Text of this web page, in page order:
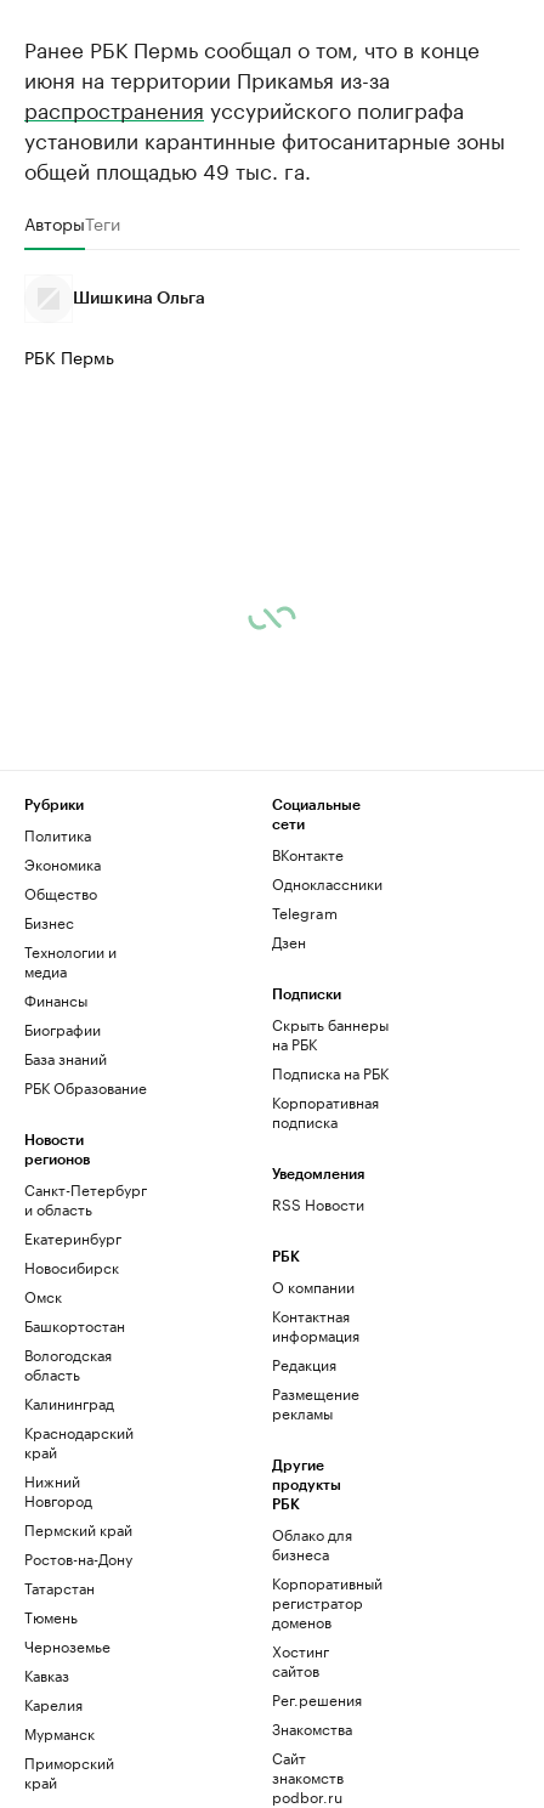
Ранее РБК Пермь сообщал о том, что в конце
июня на территории Прикамья из-за
распространения уссурийского полиграфа
установили карантинные фитосанитарные зоны
общей площадью 49 тыс. га.
АвторыТеги
Шишкина Ольга
РБК Пермь
Рубрики
Политика
Экономика
Общество
Бизнес
Технологии и
медиа
Финансы
Биографии
База знаний
РБК Образование
Новости
регионов
Санкт-Петербург
и область
Екатеринбург
Новосибирск
Омск
Башкортостан
Вологодская
область
Калининград
Краснодарский
край
Нижний
Новгород
Пермский край
Ростов-на-Дону
Татарстан
Тюмень
Черноземье
Кавказ
Карелия
Мурманск
Приморский
край
Социальные
сети
ВКонтакте
Одноклассники
Telegram
Дзен
Подписки
Скрыть баннеры
на РБК
Подписка на РБК
Корпоративная
подписка
Уведомления
RSS Новости
РБК
О компании
Контактная
информация
Редакция
Размещение
рекламы
Другие
продукты
РБК
Облако для
бизнеса
Корпоративный
регистратор
доменов
Хостинг
сайтов
Рег.решения
Знакомства
Сайт
знакомств
podbor.ru